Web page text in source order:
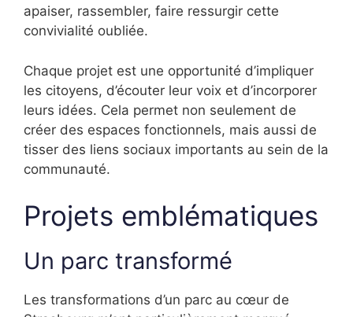
apaiser, rassembler, faire ressurgir cette
convivialité oubliée.
Chaque projet est une opportunité d’impliquer
les citoyens, d’écouter leur voix et d’incorporer
leurs idées. Cela permet non seulement de
créer des espaces fonctionnels, mais aussi de
tisser des liens sociaux importants au sein de la
communauté.
Projets emblématiques
Un parc transformé
Les transformations d’un parc au cœur de